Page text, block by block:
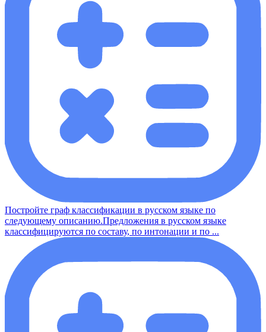
Постройте граф классификации в русском языке по
следующему описанию.Предложения в русском языке
классифицируются по составу, по интонации и по ...